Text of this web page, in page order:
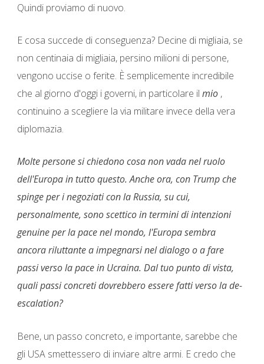
Quindi proviamo di nuovo.
E cosa succede di conseguenza? Decine di migliaia, se
non centinaia di migliaia, persino milioni di persone,
vengono uccise o ferite. È semplicemente incredibile
che al giorno d'oggi i governi, in particolare ilmio ,
continuino a scegliere la via militare invece della vera
diplomazia.
Molte persone si chiedono cosa non vada nel ruolo
dell'Europa in tutto questo. Anche ora, con Trump che
spinge per i negoziati con la Russia, su cui,
personalmente, sono scettico in termini di intenzioni
genuine per la pace nel mondo, l'Europa sembra
ancora riluttante a impegnarsi nel dialogo o a fare
passi verso la pace in Ucraina. Dal tuo punto di vista,
quali passi concreti dovrebbero essere fatti verso la de-
escalation?
Bene, un passo concreto, e importante, sarebbe che
gli USA smettessero di inviare altre armi. E credo che